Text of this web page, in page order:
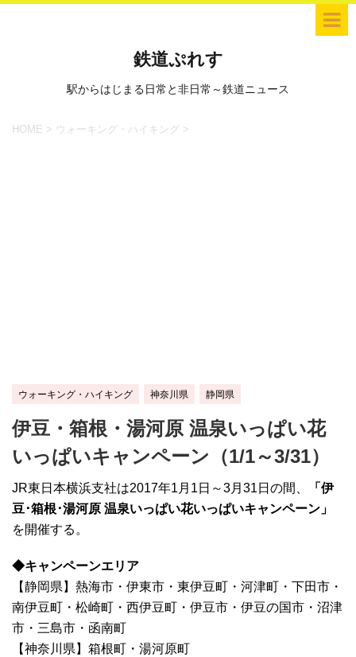
鉄道ぷれす
駅からはじまる日常と非日常～鉄道ニュース
HOME > ウォーキング・ハイキング >
ウォーキング・ハイキング 神奈川県 静岡県
伊豆・箱根・湯河原 温泉いっぱい花
いっぱいキャンペーン（1/1～3/31）
JR東日本横浜支社は2017年1月1日～3月31日の間、
「伊
豆･箱根･湯河原 温泉いっぱい花いっぱいキャンペーン」
を開催する。
◆キャンペーンエリア
【静岡県】熱海市・伊東市・東伊豆町・河津町・下田市・
南伊豆町・松崎町・西伊豆町・伊豆市・伊豆の国市・沼津
市・三島市・函南町
【神奈川県】箱根町・湯河原町